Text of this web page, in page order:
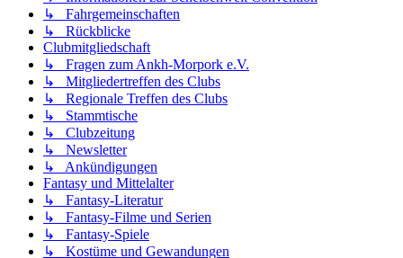
↳ Fahrgemeinschaften
↳ Rückblicke
Clubmitgliedschaft
↳ Fragen zum Ankh-Morpork e.V.
↳ Mitgliedertreffen des Clubs
↳ Regionale Treffen des Clubs
↳ Stammtische
↳ Clubzeitung
↳ Newsletter
↳ Ankündigungen
Fantasy und Mittelalter
↳ Fantasy-Literatur
↳ Fantasy-Filme und Serien
↳ Fantasy-Spiele
↳ Kostüme und Gewandungen